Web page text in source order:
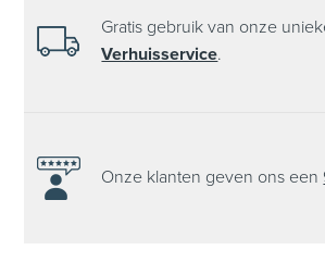
Gratis gebruik van onze
Verhuisservice.
Onze klanten geven ons een